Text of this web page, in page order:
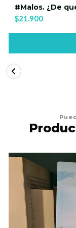
#Malos. ¿De
$21.900